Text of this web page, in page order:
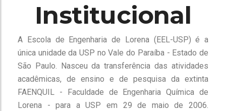
Institucional
A Escola de Engenharia de Lorena (EEL-USP) é a
única unidade da USP no Vale do Paraíba - Estado de
São Paulo. Nasceu da transferência das atividades
acadêmicas, de ensino e de pesquisa da extinta
FAENQUIL - Faculdade de Engenharia Química de
Lorena - para a USP em 29 de maio de 2006.